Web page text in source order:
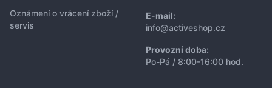
Oznámení o vrácení zboží /
servis
E-mail:
info@activeshop.cz
Provozní doba:
Po-Pá / 8:00-16:00 hod.